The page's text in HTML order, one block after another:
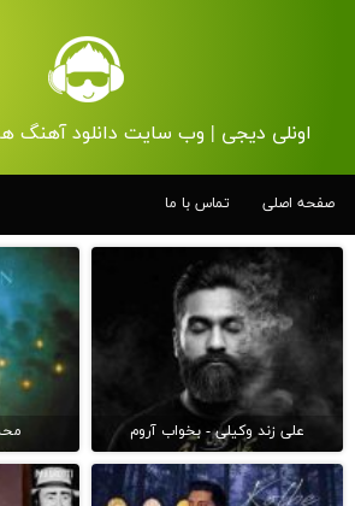
اونلی دیجی | وب سایت دانلود آهنگ
صفحه اصلی تماس با ما
علی زند وکیلی - بخواب آروم